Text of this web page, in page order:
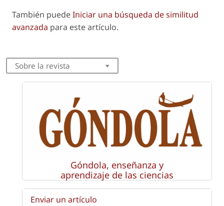
También puedeIniciar una búsqueda de similitud
avanzada para este artículo.
Sobre la revista
Góndola, enseñanza y
aprendizaje de las ciencias
Enviar un artículo